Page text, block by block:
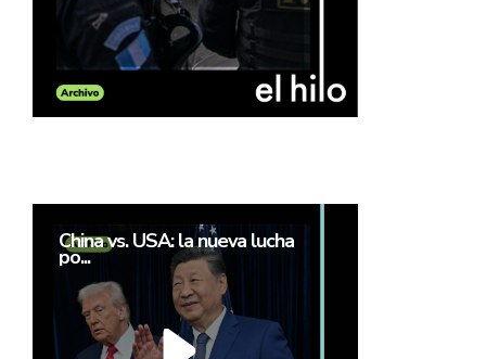
China vs. USA: la nueva lucha
po...